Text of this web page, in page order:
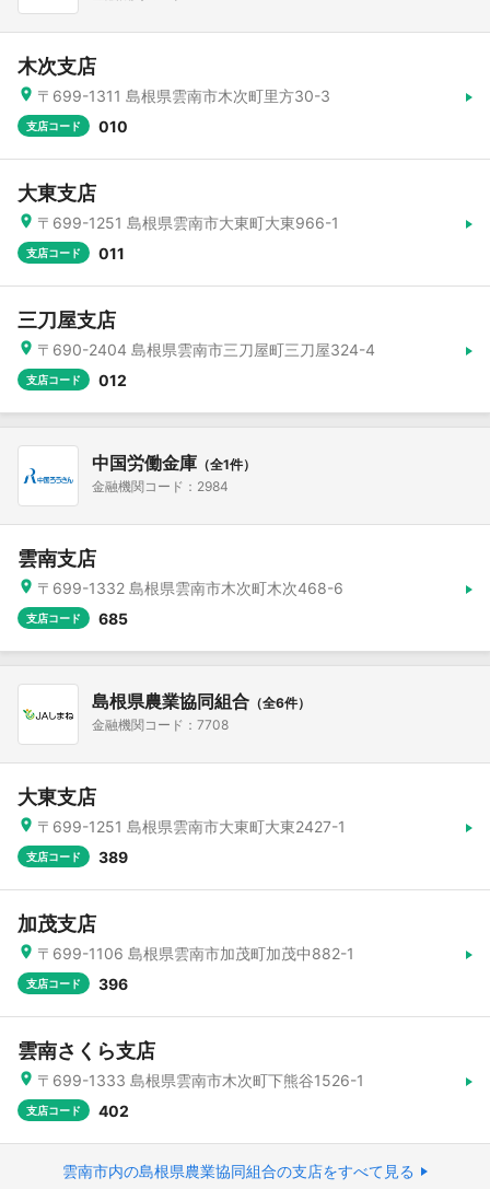
木次支店
〒699-1311 島根県雲南市木次町里方30-3
支店コード 010
大東支店
〒699-1251 島根県雲南市大東町大東966-1
支店コード 011
三刀屋支店
〒690-2404 島根県雲南市三刀屋町三刀屋324-4
支店コード 012
中国労働金庫 （全1件）
金融機関コード：2984
雲南支店
〒699-1332 島根県雲南市木次町木次468-6
支店コード 685
島根県農業協同組合 （全6件）
金融機関コード：7708
大東支店
〒699-1251 島根県雲南市大東町大東2427-1
支店コード 389
加茂支店
〒699-1106 島根県雲南市加茂町加茂中882-1
支店コード 396
雲南さくら支店
〒699-1333 島根県雲南市木次町下熊谷1526-1
支店コード 402
雲南市内の島根県農業協同組合の支店をすべて見る